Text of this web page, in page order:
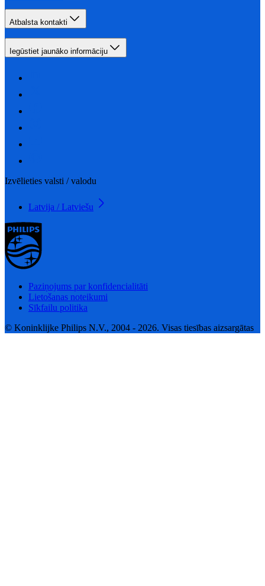
Atbalsta kontakti
Iegūstiet jaunāko informāciju
Izvēlieties valsti / valodu
Latvija / Latviešu
Paziņojums par konfidencialitāti
Lietošanas noteikumi
Sīkfailu politika
© Koninklijke Philips N.V., 2004 - 2026. Visas tiesības aizsargātas